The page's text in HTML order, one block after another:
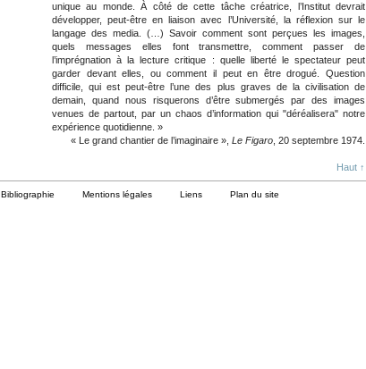
unique au monde. À côté de cette tâche créatrice, l’Institut devrait
développer, peut-être en liaison avec l’Université, la réflexion sur le
langage des media. (…) Savoir comment sont perçues les images,
quels messages elles font transmettre, comment passer de
l’imprégnation à la lecture critique : quelle liberté le spectateur peut
garder devant elles, ou comment il peut en être drogué. Question
difficile, qui est peut-être l’une des plus graves de la civilisation de
demain, quand nous risquerons d’être submergés par des images
venues de partout, par un chaos d’information qui "déréalisera" notre
expérience quotidienne. »
« Le grand chantier de l’imaginaire », Le Figaro , 20 septembre 1974.
Haut ↑
Bibliographie Mentions légales Liens Plan du site